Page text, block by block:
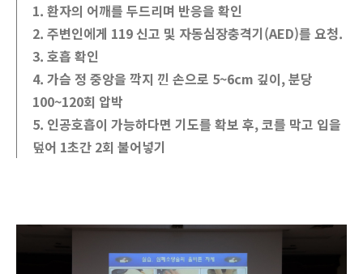
1. 환자의 어깨를 두드리며 반응을 확인
2. 주변인에게 119 신고 및 자동심장충격기(AED)를 요청.
3. 호흡 확인
4. 가슴 정 중앙을 깍지 낀 손으로 5~6cm 깊이, 분당
100~120회 압박
5. 인공호흡이 가능하다면 기도를 확보 후, 코를 막고 입을
덮어 1초간 2회 불어넣기